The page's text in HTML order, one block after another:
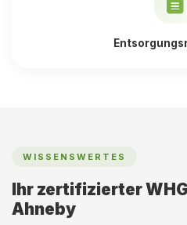
WISSENSWERTES
Ihr zertifizierter
Ahneby